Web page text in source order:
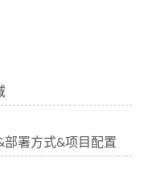
部署方式&项目配置